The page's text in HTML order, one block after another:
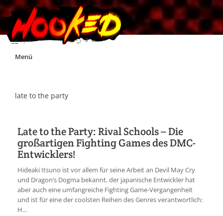
Skip
Menü
Impressum
Jobs
Discord
late to the party
Late to the Party: Rival Schools – Die
großartigen Fighting Games des DMC-
Entwicklers!
Hideaki Itsuno ist vor allem für seine Arbeit an Devil May Cry
und Dragon’s Dogma bekannt, der japanische Entwickler hat
aber auch eine umfangreiche Fighting Game-Vergangenheit
und ist für eine der coolsten Reihen des Genres verantwortlich:
H...